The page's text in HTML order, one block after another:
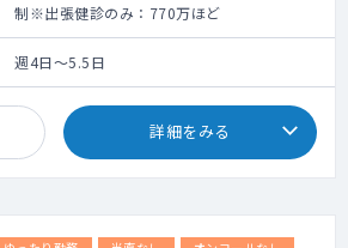
・健診は巡回健診が中心ですが、施設健診
を担当していただくこともあります。
・読影・産業医は必須ではありません。ご
希望に応じます。
・読影はダブルチェック体制があります。
②巡回健診について
・勤務場所により、勤務時間が変更になり
制※出張健診のみ：770万ほど
週4日～5.5日
詳細をみる